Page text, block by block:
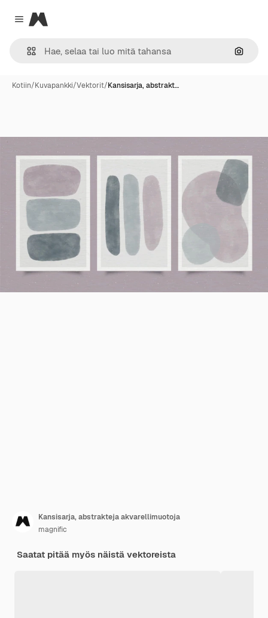
Close menu
Magnific
Hae
Kotiin/Kuvapankki/Vektorit/Kansisarja, abstrakt…
Kansisarja, abstrakteja akvarellimuotoja
magnific
Saatat pitää myös näistä vektoreista